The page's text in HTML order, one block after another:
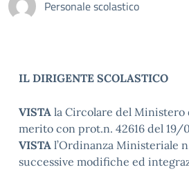
Personale scolastico
IL DIRIGENTE SCOLASTICO
VISTA la Circolare del Ministero
merito con prot.n. 42616 del 19/
VISTA l’Ordinanza Ministeriale
successive modifiche ed